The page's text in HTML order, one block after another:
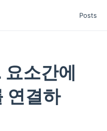
Posts
소간에
연결하